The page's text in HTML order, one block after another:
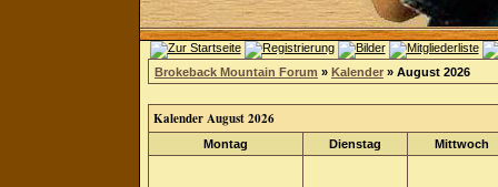
Brokeback Mountain Forum » Kalender » August 2026
Kalender August 2026
Montag Dienstag Mittwoch